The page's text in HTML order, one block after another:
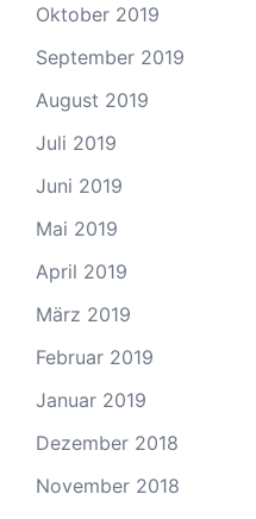
Oktober 2019
September 2019
August 2019
Juli 2019
Juni 2019
Mai 2019
April 2019
März 2019
Februar 2019
Januar 2019
Dezember 2018
November 2018